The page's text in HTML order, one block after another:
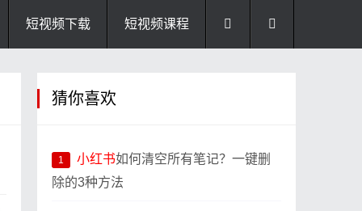
短视频下载 短视频课程
猜你喜欢
1 小红书如何清空所有笔记？一键删
除的3种方法